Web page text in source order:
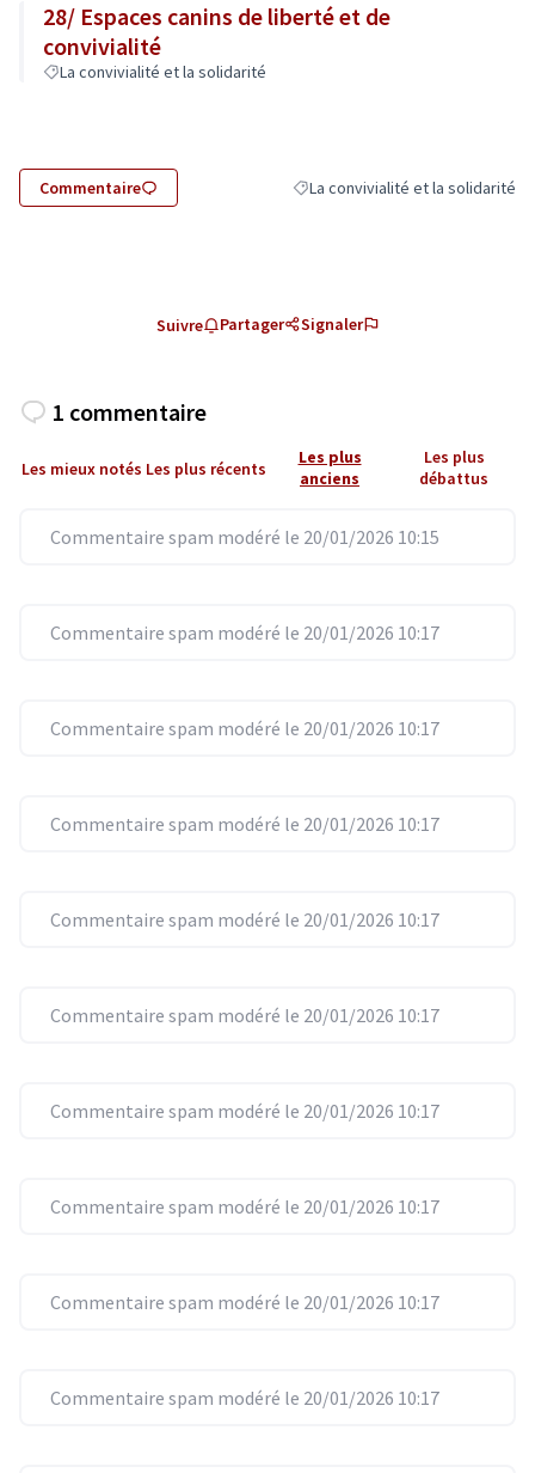
28/ Espaces canins de liberté et de
convivialité
La convivialité et la solidarité
Commentaire Filtrer les résultats de la
La convivialité et la solidarité
Suivre Partager Signaler
1 commentaire
Les mieux notés Les plus récents
Les plus
anciens
Les plus
débattus
Commentaire spam modéré le 20/01/2026 10:15
Commentaire spam modéré le 20/01/2026 10:17
Commentaire spam modéré le 20/01/2026 10:17
Commentaire spam modéré le 20/01/2026 10:17
Commentaire spam modéré le 20/01/2026 10:17
Commentaire spam modéré le 20/01/2026 10:17
Commentaire spam modéré le 20/01/2026 10:17
Commentaire spam modéré le 20/01/2026 10:17
Commentaire spam modéré le 20/01/2026 10:17
Commentaire spam modéré le 20/01/2026 10:17